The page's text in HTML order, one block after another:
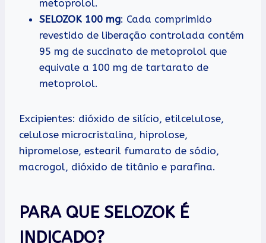
metoprolol.
SELOZOK 100 mg: Cada comprimido
revestido de liberação controlada contém
95 mg de succinato de metoprolol que
equivale a 100 mg de tartarato de
metoprolol.
Excipientes: dióxido de silício, etilcelulose,
celulose microcristalina, hiprolose,
hipromelose, estearil fumarato de sódio,
macrogol, dióxido de titânio e parafina.
PARA QUE SELOZOK É
INDICADO?